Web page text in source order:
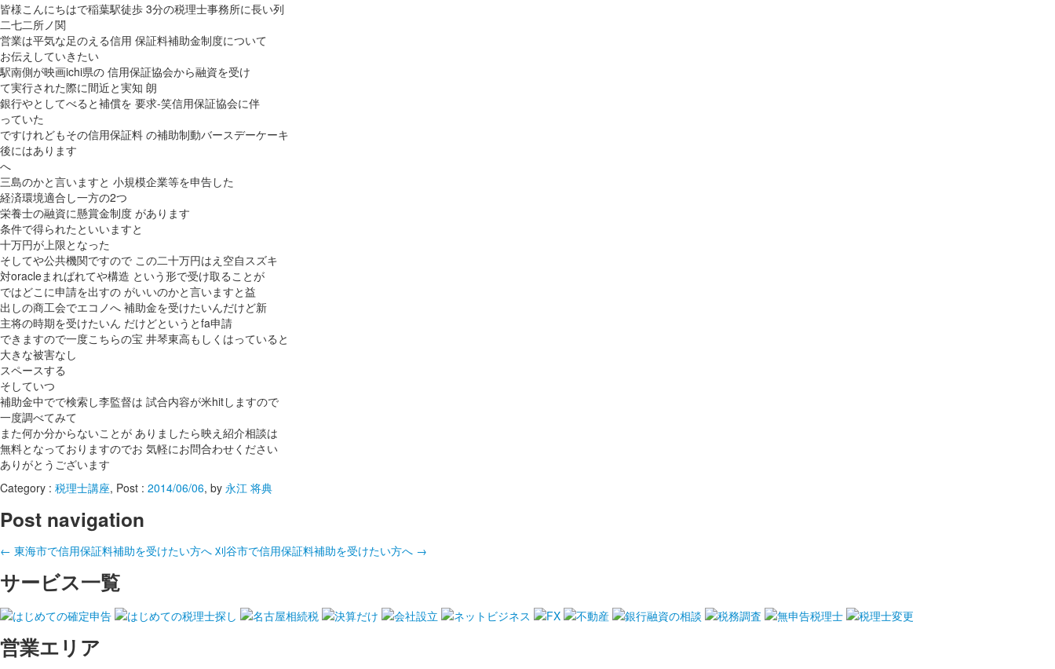
皆様こんにちはで稲葉駅徒歩 3分の税理士事務所に長い列
二七二所ノ関
営業は平気な足のえる信用 保証料補助金制度について
お伝えしていきたい
駅南側が映画ichi県の 信用保証協会から融資を受け
て実行された際に間近と実知 朗
銀行やとしてべると補償を 要求-笑信用保証協会に伴
っていた
ですけれどもその信用保証料 の補助制動バースデーケーキ
後にはあります
へ
三島のかと言いますと 小規模企業等を申告した
経済環境適合し一方の2つ
栄養士の融資に懸賞金制度 があります
条件で得られたといいますと
十万円が上限となった
そしてや公共機関ですので この二十万円はえ空自スズキ
対oracleまればれてや構造 という形で受け取ることが
ではどこに申請を出すの がいいのかと言いますと益
出しの商工会でエコノへ 補助金を受けたいんだけど新
主将の時期を受けたいん だけどというとfa申請
できますので一度こちらの宝 井琴東高もしくはっていると
大きな被害なし
スペースする
そしていつ
補助金中でで検索し李監督は 試合内容が米hitしますので
一度調べてみて
また何か分からないことが ありましたら映え紹介相談は
無料となっておりますのでお 気軽にお問合わせください
ありがとうございます
Category : 税理士講座, Post : 2014/06/06, by 永江 将典
Post navigation
← 東海市で信用保証料補助を受けたい方へ 刈谷市で信用保証料補助を受けたい方へ →
サービス一覧
営業エリア